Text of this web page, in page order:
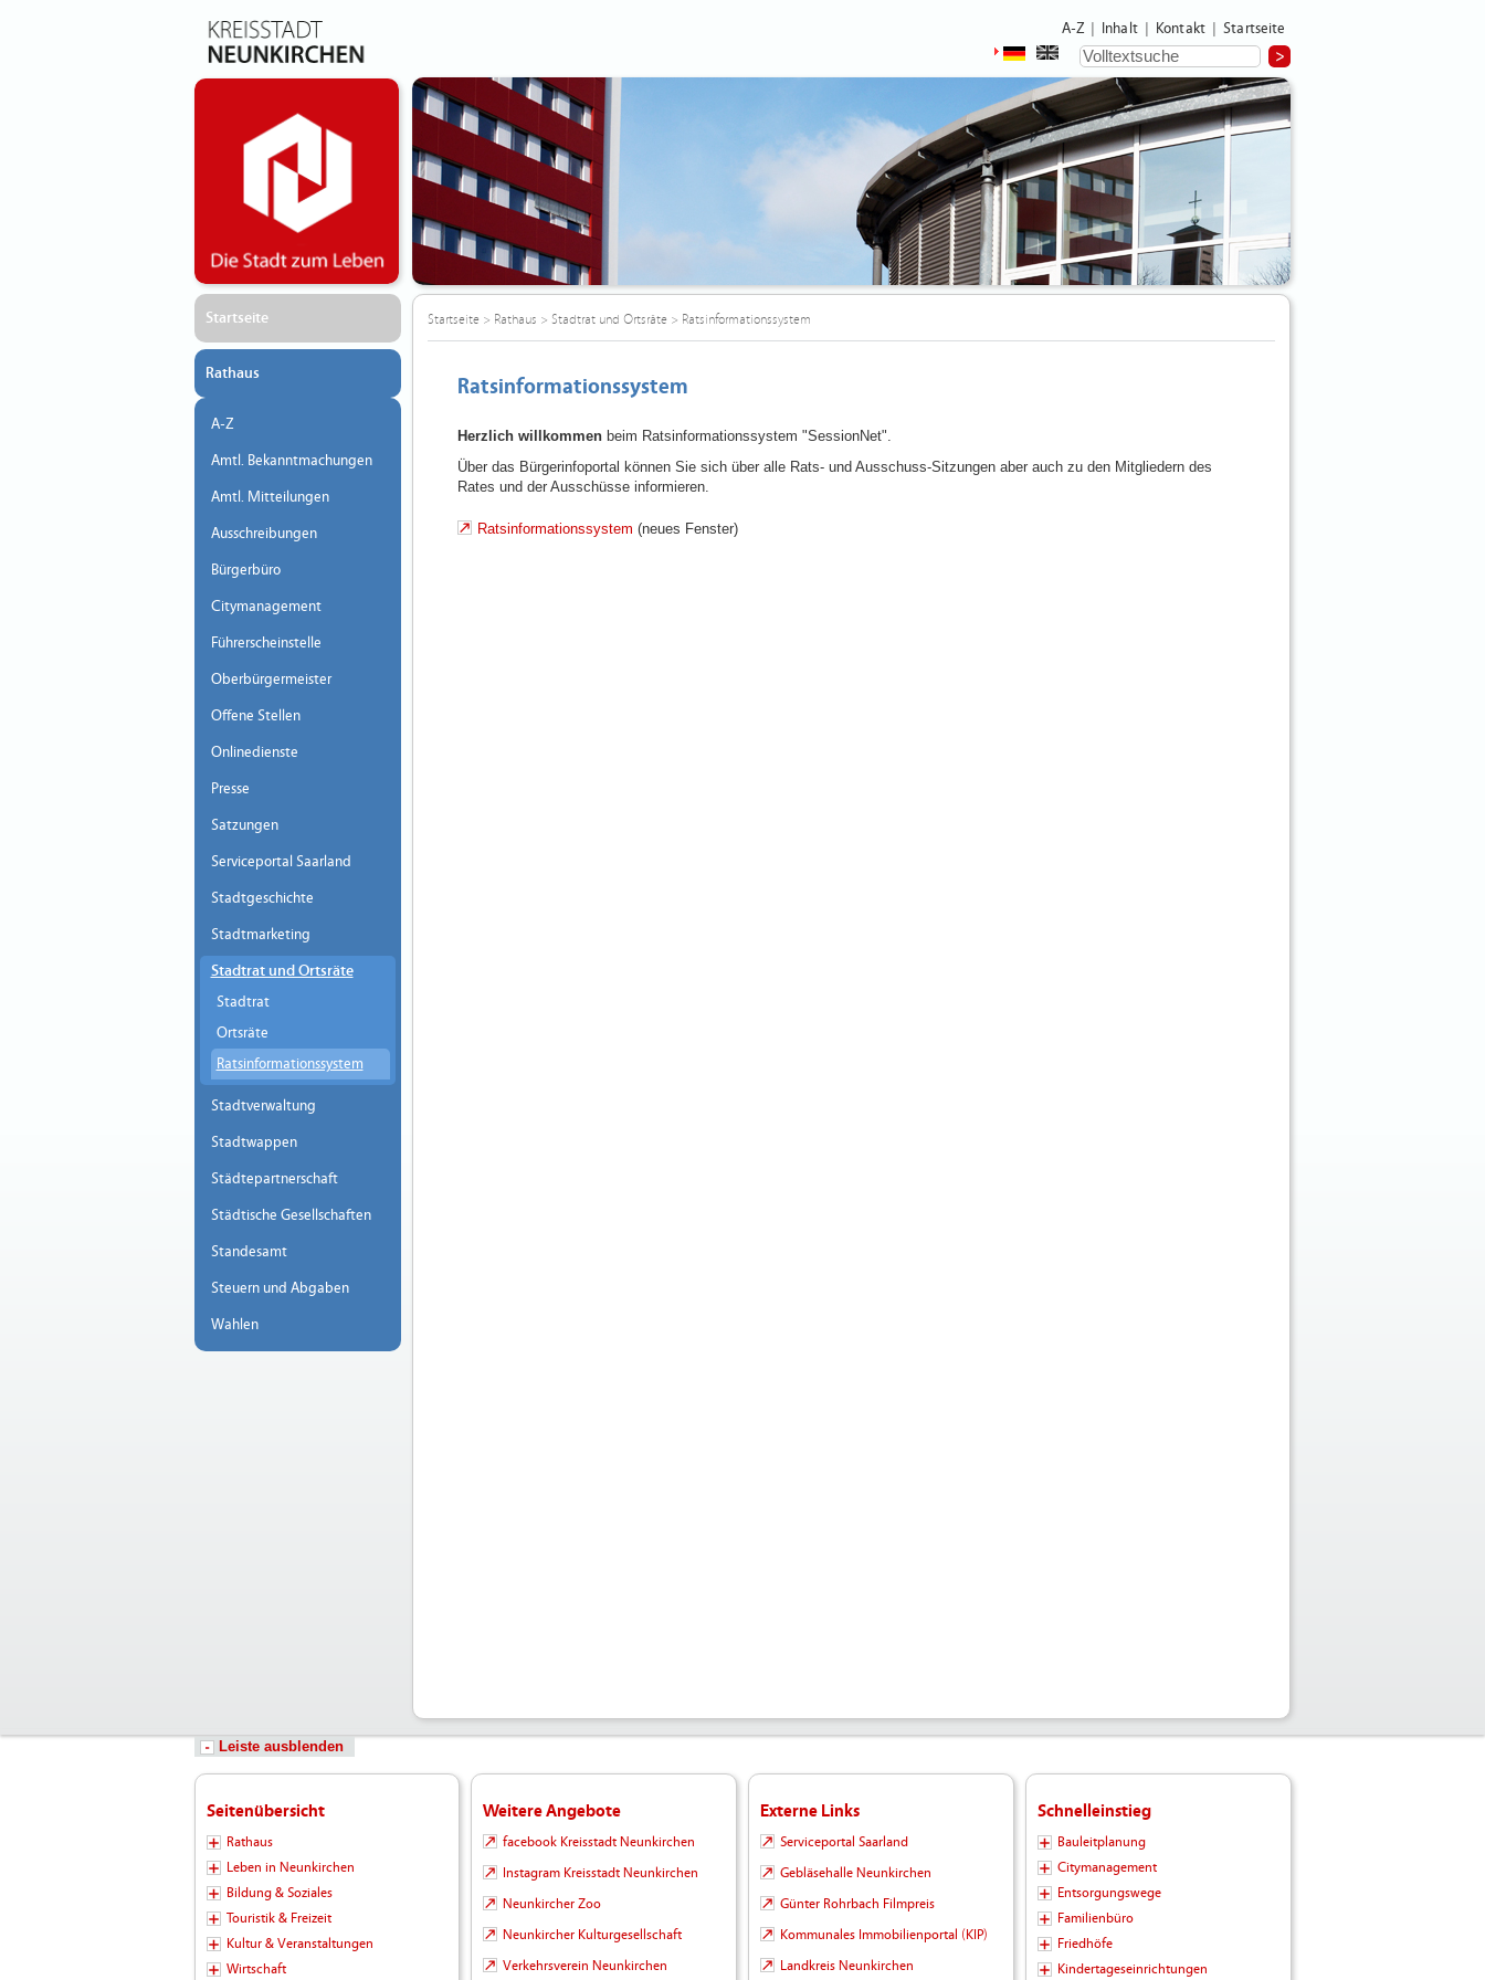
A-Z Inhalt Kontakt Startseite
Startseite
Rathaus
A-Z
Amtl. Bekanntmachungen
Amtl. Mitteilungen
Ausschreibungen
Bürgerbüro
Citymanagement
Führerscheinstelle
Oberbürgermeister
Offene Stellen
Onlinedienste
Presse
Satzungen
Serviceportal Saarland
Stadtgeschichte
Stadtmarketing
Stadtrat und Ortsräte
Stadtrat
Ortsräte
Ratsinformationssystem
Stadtverwaltung
Stadtwappen
Städtepartnerschaft
Städtische Gesellschaften
Standesamt
Steuern und Abgaben
Wahlen
Startseite> Rathaus > Stadtrat und Ortsräte> Ratsinformationssystem
Ratsinformationssystem
Herzlich willkommenbeim Ratsinformationssystem "SessionNet".
Über das Bürgerinfoportal können Sie sich über alle Rats- und Ausschuss-Sitzungen aber auch zu den Mitgliedern des
Rates und der Ausschüsse informieren.
Ratsinformationssystem (neues Fenster)
Leiste ausblenden
Seitenübersicht
Rathaus
Leben in Neunkirchen
Bildung & Soziales
Touristik & Freizeit
Kultur & Veranstaltungen
Wirtschaft
Weitere Angebote
facebook Kreisstadt Neunkirchen
Instagram Kreisstadt Neunkirchen
Neunkircher Zoo
Neunkircher Kulturgesellschaft
Verkehrsverein Neunkirchen
Externe Links
Serviceportal Saarland
Gebläsehalle Neunkirchen
Günter Rohrbach Filmpreis
Kommunales Immobilienportal (KIP)
Landkreis Neunkirchen
Schnelleinstieg
Bauleitplanung
Citymanagement
Entsorgungswege
Familienbüro
Friedhöfe
Kindertageseinrichtungen